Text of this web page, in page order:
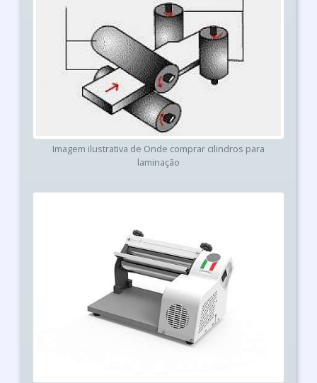
Imagem ilustrativa de Onde comprar cilindros para
laminação